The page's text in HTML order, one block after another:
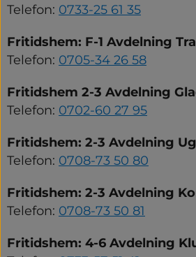
Telefon: 0733-25 61 35
Fritidshem: F-1 Avdelning
Telefon: 0705-34 26 58
Fritidshem 2-3 Avdelning
Telefon: 0702-60 27 95
Fritidshem: 2-3 Avdelning
Telefon: 0708-73 50 80
Fritidshem: 2-3 Avdelning
Telefon: 0708-73 50 81
Fritidshem: 4-6 Avdelning